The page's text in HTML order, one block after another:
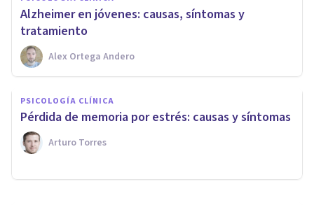
Alzheimer en jóvenes: causas, síntomas y
tratamiento
Alex Ortega Andero
PSICOLOGÍA CLÍNICA
​Pérdida de memoria por estrés: causas y síntomas
Arturo Torres
PSICOLOGÍA CLÍNICA
Descubren rasgos inusuales en
el cerebro de las personas con
TDAH